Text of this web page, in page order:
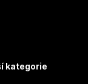
kategorie